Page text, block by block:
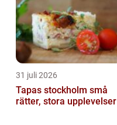
31 juli 2026
Tapas stockholm små
rätter, stora upplevelser